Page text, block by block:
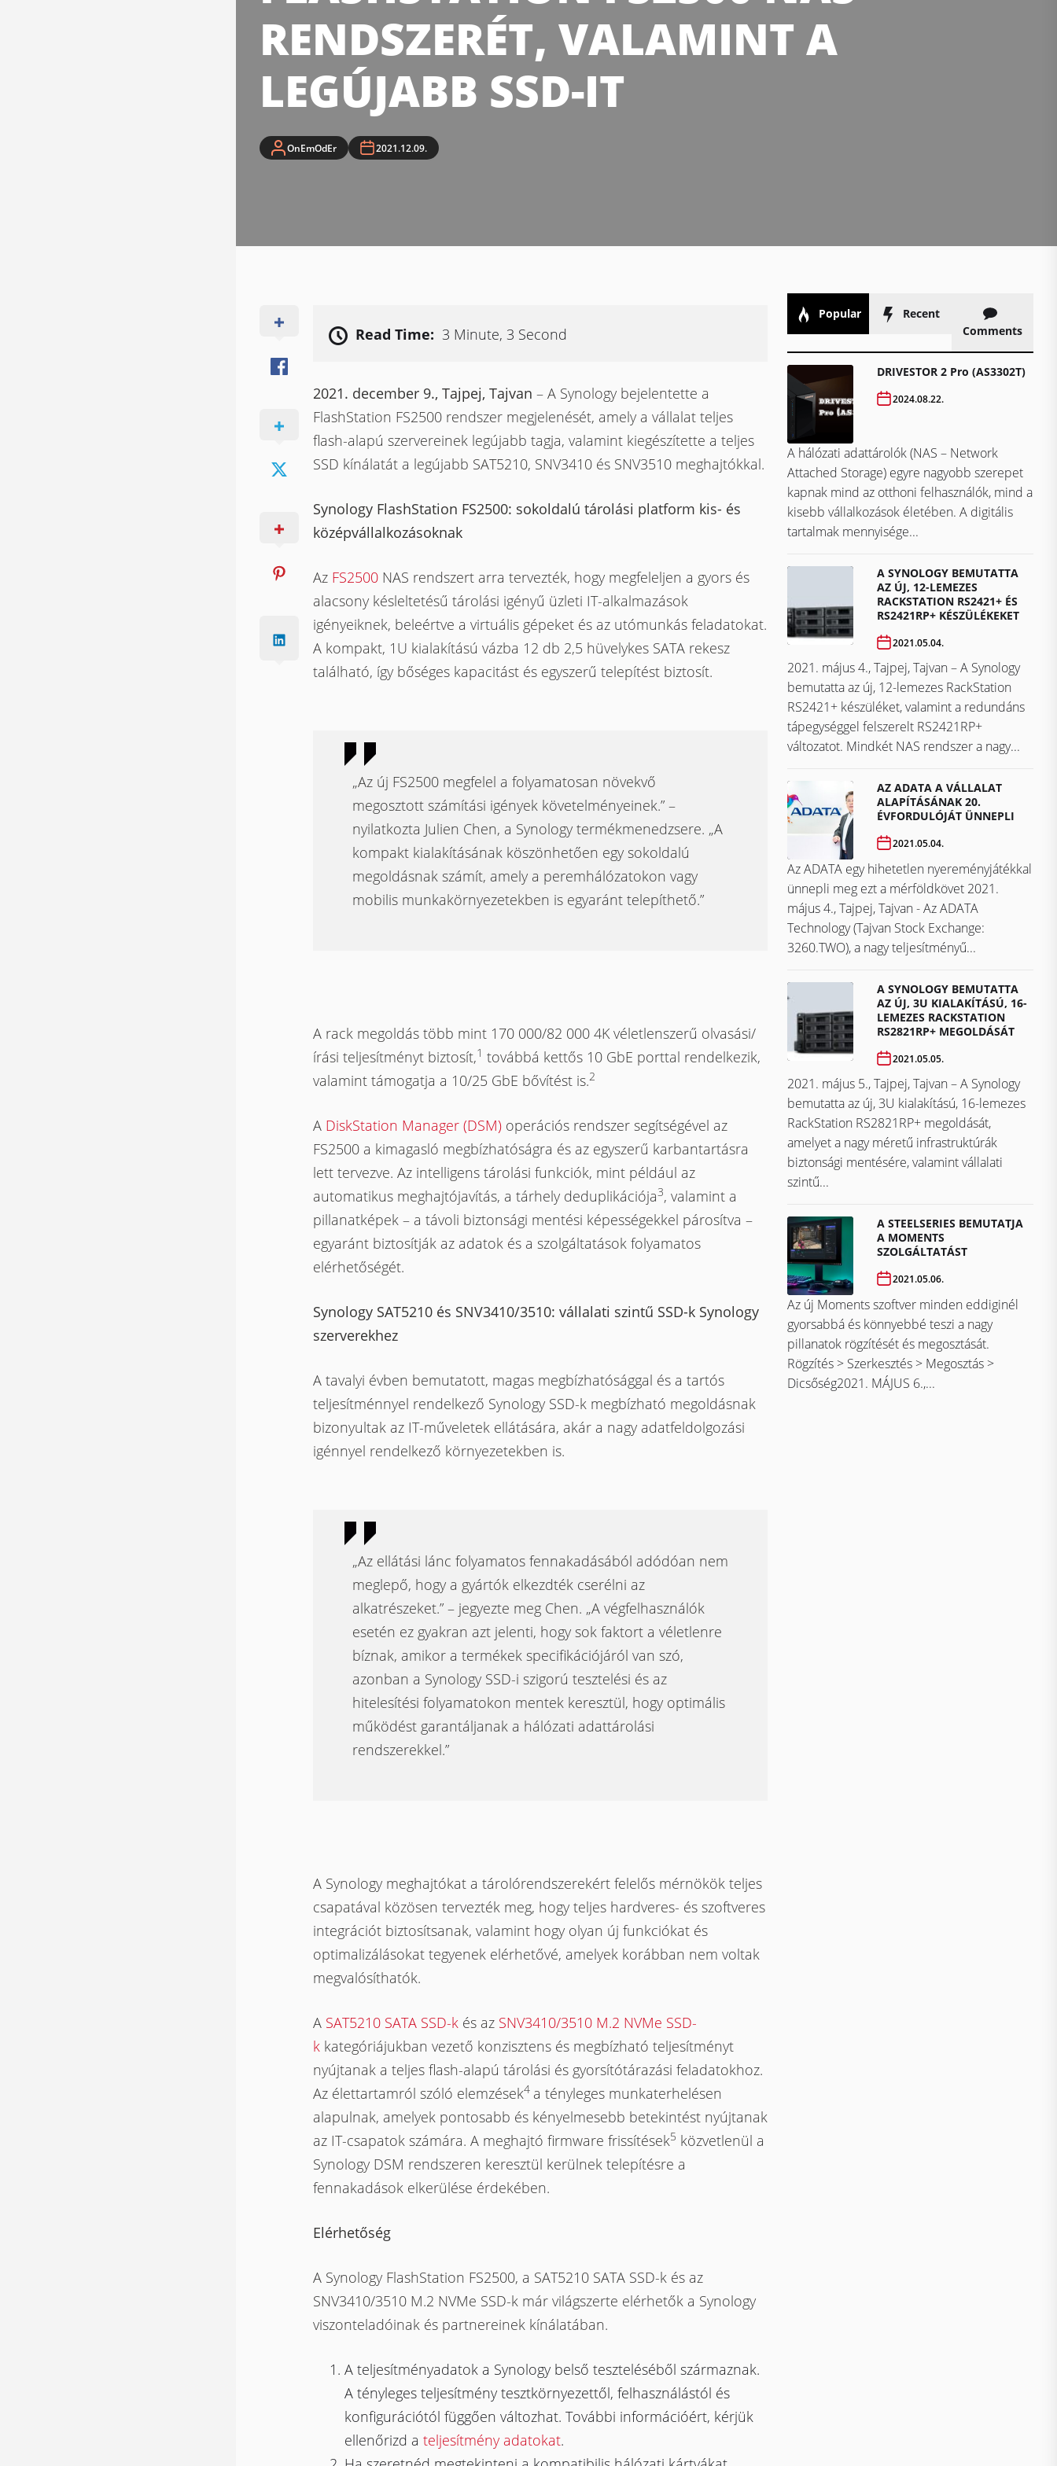
RENDSZERÉT, VALAMINT A
LEGÚJABB SSD-IT
OnEmOdEr 2021.12.09.
Read Time: 3 Minute, 3 Second
2021. december 9., Tajpej, Tajvan – A Synology bejelentette a
FlashStation FS2500 rendszer megjelenését, amely a vállalat teljes
flash-alapú szervereinek legújabb tagja, valamint kiegészítette a teljes
SSD kínálatát a legújabb SAT5210, SNV3410 és SNV3510 meghajtókkal.
Synology FlashStation FS2500: sokoldalú tárolási platform kis- és
középvállalkozásoknak
Az FS2500NAS rendszert arra tervezték, hogy megfeleljen a gyors és
alacsony késleltetésű tárolási igényű üzleti IT-alkalmazások
igényeiknek, beleértve a virtuális gépeket és az utómunkás feladatokat.
A kompakt, 1U kialakítású vázba 12 db 2,5 hüvelykes SATA rekesz
található, így bőséges kapacitást és egyszerű telepítést biztosít.
„Az új FS2500 megfelel a folyamatosan növekvő
megosztott számítási igények követelményeinek.” –
nyilatkozta Julien Chen, a Synology termékmenedzsere. „A
kompakt kialakításának köszönhetően egy sokoldalú
megoldásnak számít, amely a peremhálózatokon vagy
mobilis munkakörnyezetekben is egyaránt telepíthető.”
A rack megoldás több mint 170 000/82 000 4K véletlenszerű olvasási/
írási teljesítményt biztosít,1 továbbá kettős 10 GbE porttal rendelkezik,
valamint támogatja a 10/25 GbE bővítést is.2
A DiskStation Manager (DSM)operációs rendszer segítségével az
FS2500 a kimagasló megbízhatóságra és az egyszerű karbantartásra
lett tervezve. Az intelligens tárolási funkciók, mint például az
automatikus meghajtójavítás, a tárhely deduplikációja3, valamint a
pillanatképek – a távoli biztonsági mentési képességekkel párosítva –
egyaránt biztosítják az adatok és a szolgáltatások folyamatos
elérhetőségét.
Synology SAT5210 és SNV3410/3510: vállalati szintű SSD-k Synology
szerverekhez
A tavalyi évben bemutatott, magas megbízhatósággal és a tartós
teljesítménnyel rendelkező Synology SSD-k megbízható megoldásnak
bizonyultak az IT-műveletek ellátására, akár a nagy adatfeldolgozási
igénnyel rendelkező környezetekben is.
„Az ellátási lánc folyamatos fennakadásából adódóan nem
meglepő, hogy a gyártók elkezdték cserélni az
alkatrészeket.” – jegyezte meg Chen. „A végfelhasználók
esetén ez gyakran azt jelenti, hogy sok faktort a véletlenre
bíznak, amikor a termékek specifikációjáról van szó,
azonban a Synology SSD-i szigorú tesztelési és az
hitelesítési folyamatokon mentek keresztül, hogy optimális
működést garantáljanak a hálózati adattárolási
rendszerekkel.”
A Synology meghajtókat a tárolórendszerekért felelős mérnökök teljes
csapatával közösen tervezték meg, hogy teljes hardveres- és szoftveres
integrációt biztosítsanak, valamint hogy olyan új funkciókat és
optimalizálásokat tegyenek elérhetővé, amelyek korábban nem voltak
megvalósíthatók.
A SAT5210 SATA SSD-kés az SNV3410/3510 M.2 NVMe SSD-
kkategóriájukban vezető konzisztens és megbízható teljesítményt
nyújtanak a teljes flash-alapú tárolási és gyorsítótárazási feladatokhoz.
Az élettartamról szóló elemzések4 a tényleges munkaterhelésen
alapulnak, amelyek pontosabb és kényelmesebb betekintést nyújtanak
az IT-csapatok számára. A meghajtó firmware frissítések5 közvetlenül a
Synology DSM rendszeren keresztül kerülnek telepítésre a
fennakadások elkerülése érdekében.
Elérhetőség
A Synology FlashStation FS2500, a SAT5210 SATA SSD-k és az
SNV3410/3510 M.2 NVMe SSD-k már világszerte elérhetők a Synology
viszonteladóinak és partnereinek kínálatában.
A teljesítményadatok a Synology belső teszteléséből származnak.
A tényleges teljesítmény tesztkörnyezettől, felhasználástól és
konfigurációtól függően változhat. További információért, kérjük
ellenőrizd a teljesítmény adatokat.
Popular
Recent
Comments
DRIVESTOR 2 Pro (AS3302T)
2024.08.22.
A hálózati adattárolók (NAS – Network
Attached Storage) egyre nagyobb szerepet
kapnak mind az otthoni felhasználók, mind a
kisebb vállalkozások életében. A digitális
tartalmak mennyisége...
A SYNOLOGY BEMUTATTA
AZ ÚJ, 12-LEMEZES
RACKSTATION RS2421+ ÉS
RS2421RP+ KÉSZÜLÉKEKET
2021.05.04.
2021. május 4., Tajpej, Tajvan – A Synology
bemutatta az új, 12-lemezes RackStation
RS2421+ készüléket, valamint a redundáns
tápegységgel felszerelt RS2421RP+
változatot. Mindkét NAS rendszer a nagy...
AZ ADATA A VÁLLALAT
ALAPÍTÁSÁNAK 20.
ÉVFORDULÓJÁT ÜNNEPLI
2021.05.04.
Az ADATA egy hihetetlen nyereményjátékkal
ünnepli meg ezt a mérföldkövet ​​​​​​​2021.
május 4., Tajpej, Tajvan - Az ADATA
Technology (Tajvan Stock Exchange:
3260.TWO), a nagy teljesítményű...
A SYNOLOGY BEMUTATTA
AZ ÚJ, 3U KIALAKÍTÁSÚ, 16-
LEMEZES RACKSTATION
RS2821RP+ MEGOLDÁSÁT
2021.05.05.
2021. május 5., Tajpej, Tajvan – A Synology
bemutatta az új, 3U kialakítású, 16-lemezes
RackStation RS2821RP+ megoldását,
amelyet a nagy méretű infrastruktúrák
biztonsági mentésére, valamint vállalati
szintű...
A STEELSERIES BEMUTATJA
A MOMENTS
SZOLGÁLTATÁST
2021.05.06.
Az új Moments szoftver minden eddiginél
gyorsabbá és könnyebbé teszi a nagy
pillanatok rögzítését és megosztását.
Rögzítés > Szerkesztés > Megosztás >
Dicsőség2021. MÁJUS 6.,...